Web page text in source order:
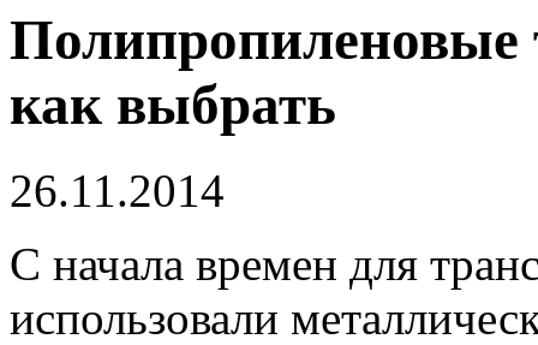
Полипропиленовые
как выбрать
26.11.2014
С начала времен для
использовали